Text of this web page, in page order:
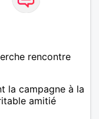
rencontre
la campagne à la
amitié